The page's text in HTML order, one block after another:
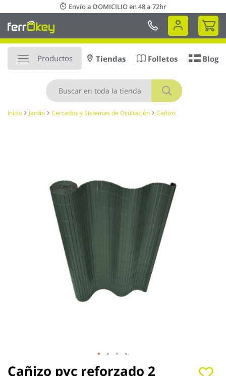
al
contenido
Envío a DOMICILIO en 48 a 72hr
Mi
Productos
Buscar
Tiendas Folletos Blog
Inicio Jardin Cercados y Sistemas de Ocultación Cañizo
Cañizo pvc reforzado 2
Saltar